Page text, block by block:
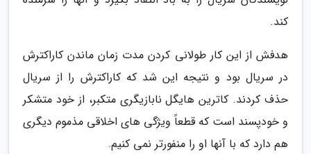
کند.
هدفش از این کار طولانی کردن مدت زمان ماندن کاراکترش
در سریال بود و نتیجه این شد که کاراکترش را از سریال
حذف کردند. کاترین هایگل نابازیگری متکبر، از خود متشکر
و خودپسند است که قطعاً ویژگی های اخلاقی مذموم دیگری
هم دارد که با آنها او را منفورتر نمی کنیم.